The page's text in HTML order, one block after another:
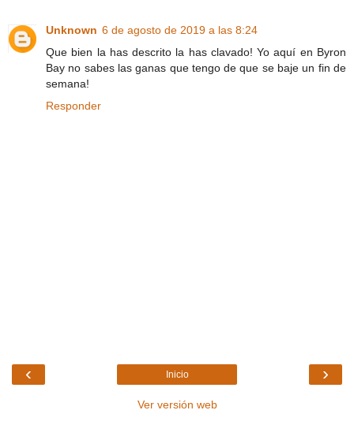
Unknown 6 de agosto de 2019 a las 8:24
Que bien la has descrito la has clavado! Yo aquí en Byron
Bay no sabes las ganas que tengo de que se baje un fin de
semana!
Responder
‹ ›
Inicio
Ver versión web